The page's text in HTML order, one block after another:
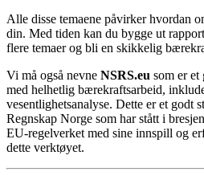
Alle disse temaene påvirker hvordan
din. Med tiden kan du bygge ut
flere temaer og bli en skikkelig
Vi må også nevne NSRS.eu som er et
med helhetlig bærekraftsarbeid,
vesentlighetsanalyse. Dette er et godt
Regnskap Norge som har stått i
EU-regelverket med sine innspill og
dette verktøyet.